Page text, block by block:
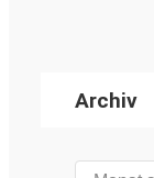
Archiv
Archiv